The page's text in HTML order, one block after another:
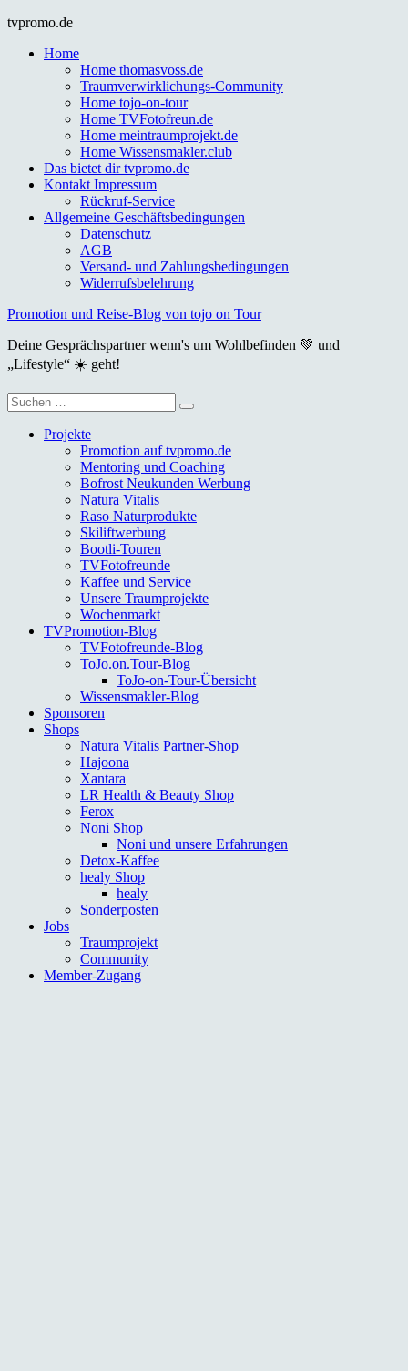
Skip
content
tvpromo.de
Home
Home thomasvoss.de
Traumverwirklichungs-Community
Home tojo-on-tour
Home TVFotofreun.de
Home meintraumprojekt.de
Home Wissensmakler.club
Das bietet dir tvpromo.de
Kontakt Impressum
Rückruf-Service
Allgemeine Geschäftsbedingungen
Datenschutz
AGB
Versand- und Zahlungsbedingungen
Widerrufsbelehrung
Promotion und Reise-Blog von tojo on Tour
Deine Gesprächspartner wenn's um Wohlbefinden 💚 und
„Lifestyle“ ☀️ geht!
Suche
nach:
Projekte
Promotion auf tvpromo.de
Mentoring und Coaching
Bofrost Neukunden Werbung
Natura Vitalis
Raso Naturprodukte
Skiliftwerbung
Bootli-Touren
TVFotofreunde
Kaffee und Service
Unsere Traumprojekte
Wochenmarkt
TVPromotion-Blog
TVFotofreunde-Blog
ToJo.on.Tour-Blog
ToJo-on-Tour-Übersicht
Wissensmakler-Blog
Sponsoren
Shops
Natura Vitalis Partner-Shop
Hajoona
Xantara
LR Health & Beauty Shop
Ferox
Noni Shop
Noni und unsere Erfahrungen
Detox-Kaffee
healy Shop
healy
Sonderposten
Jobs
Traumprojekt
Community
Member-Zugang